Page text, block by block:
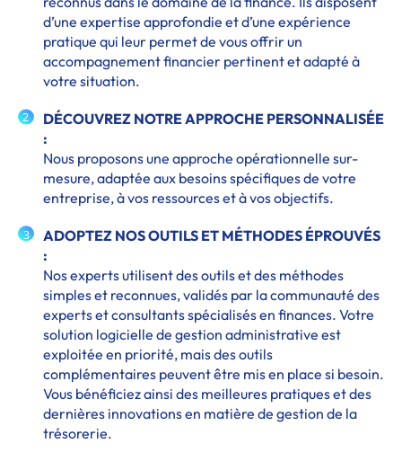
d’une expertise approfondie et d’une expérience
pratique qui leur permet de vous offrir un
accompagnement financier pertinent et adapté à
votre situation.
2
DÉCOUVREZ NOTRE APPROCHE PERSONNALISÉE
:
Nous proposons une approche opérationnelle sur-
mesure, adaptée aux besoins spécifiques de votre
entreprise, à vos ressources et à vos objectifs.
3
ADOPTEZ NOS OUTILS ET MÉTHODES ÉPROUVÉS
:
Nos experts utilisent des outils et des méthodes
simples et reconnues, validés par la communauté des
experts et consultants spécialisés en finances. Votre
solution logicielle de gestion administrative est
exploitée en priorité, mais des outils
complémentaires peuvent être mis en place si besoin.
Vous bénéficiez ainsi des meilleures pratiques et des
dernières innovations en matière de gestion de la
trésorerie.